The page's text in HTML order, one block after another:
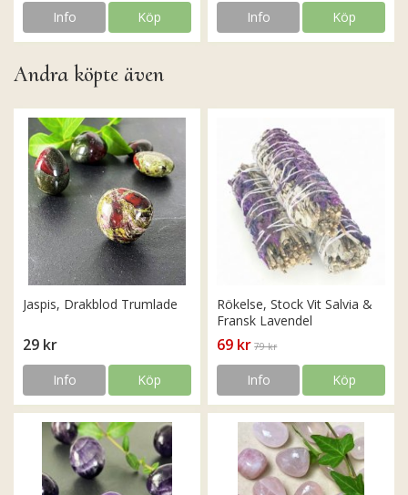
Info Köp Info Köp
Andra köpte även
Jaspis, Drakblod Trumlade
29 kr
Info Köp
Rökelse, Stock Vit Salvia &
Fransk Lavendel
69 kr 79 kr
Info Köp